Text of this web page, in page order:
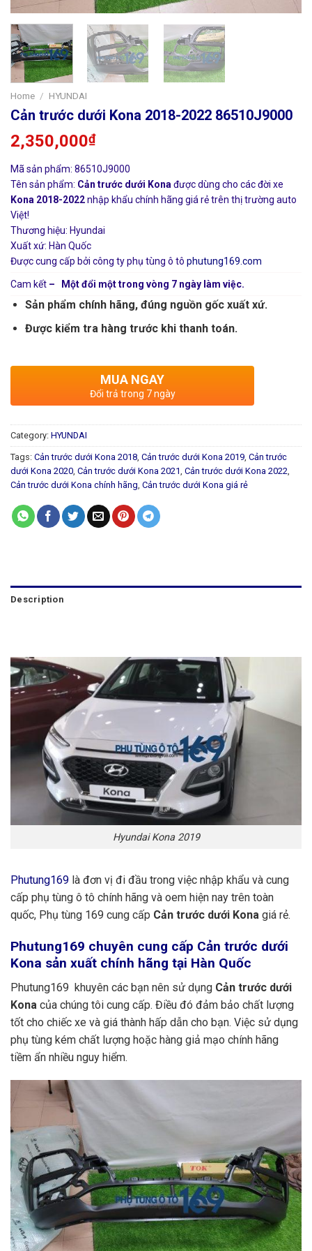
Home / HYUNDAI
Cản trước dưới Kona 2018-2022 86510J9000
2,350,000₫
Mã sản phẩm: 86510J9000
Tên sản phẩm: Cản trước dưới Kona được dùng cho các đời xe
Kona 2018-2022nhập khẩu chính hãng giá rẻ trên thị trường auto
Việt!
Thương hiệu: Hyundai
Xuất xứ: Hàn Quốc
Được cung cấp bởi công ty phụ tùng ô tô phutung169.com
Cam kết – Một đổi một trong vòng 7 ngày làm việc.
Sản phẩm chính hãng, đúng nguồn gốc xuất xứ.
Được kiểm tra hàng trước khi thanh toán.
MUA NGAY
Đổi trả trong 7 ngày
Category: HYUNDAI
Tags: Cản trước dưới Kona 2018, Cản trước dưới Kona 2019, Cản trước
dưới Kona 2020, Cản trước dưới Kona 2021, Cản trước dưới Kona 2022,
Cản trước dưới Kona chính hãng, Cản trước dưới Kona giá rẻ
Description
Hyundai Kona 2019
Phutung169 là đơn vị đi đầu trong việc nhập khẩu và cung
cấp phụ tùng ô tô chính hãng và oem hiện nay trên toàn
quốc, Phụ tùng 169 cung cấp Cản trước dưới Kona giá rẻ.
Phutung169 chuyên cung cấp Cản trước dưới
Kona sản xuất chính hãng tại Hàn Quốc
Phutung169 khuyên các bạn nên sử dụng Cản trước dưới
Kona của chúng tôi cung cấp. Điều đó đảm bảo chất lượng
tốt cho chiếc xe và giá thành hấp dẫn cho bạn. Việc sử dụng
phụ tùng kém chất lượng hoặc hàng giả mạo chính hãng
tiềm ẩn nhiều nguy hiểm.